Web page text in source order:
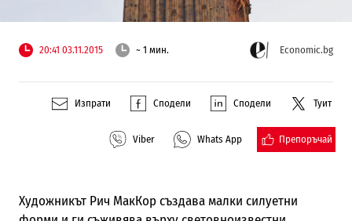
20:41 03.11.2015 ~ 1 мин. Economic.bg
Изпрати Сподели Сподели Туит
Viber Whats App Препоръчай
Художникът Рич МакКор създава малки силуетни